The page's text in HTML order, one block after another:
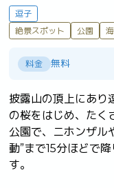
逗子
絶景スポット
公園
料金 無料
披露山の頂上にあり
の桜をはじめ、たく
公園で、ニホンザル
動”まで15分ほどで